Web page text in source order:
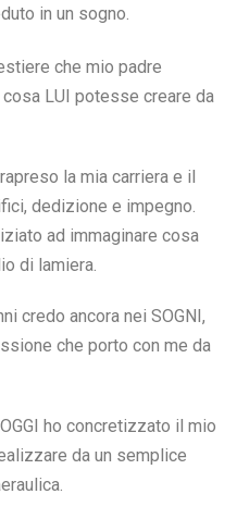
in un sogno.
che mio padre
LUI potesse creare da
la mia carriera e il
dedizione e impegno.
ad immaginare cosa
di lamiera.
credo ancora nei SOGNI,
che porto con me da
ho concretizzato il mio
da un semplice